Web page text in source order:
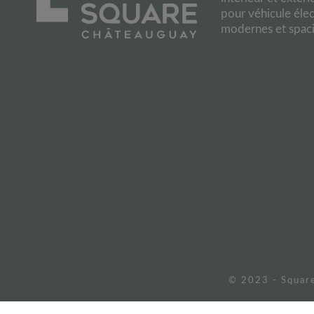
pour véhicule
modernes et
© 2023 -